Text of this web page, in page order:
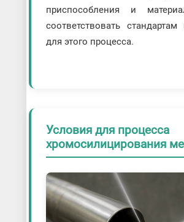
приспособления и
соответствовать
для этого процесса.
Условия для процесса
хромосилицирования